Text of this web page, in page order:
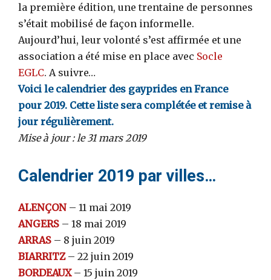
la première édition, une trentaine de personnes
s’était mobilisé de façon informelle.
Aujourd’hui, leur volonté s’est affirmée et une
association a été mise en place avec Socle
EGLC. A suivre…
Voici le calendrier des gayprides en France
pour 2019. Cette liste sera complétée et remise à
jour régulièrement.
Mise à jour : le 31 mars 2019
Calendrier 2019 par villes…
ALENÇON – 11 mai 2019
ANGERS – 18 mai 2019
ARRAS – 8 juin 2019
BIARRITZ– 22 juin 2019
BORDEAUX– 15 juin 2019